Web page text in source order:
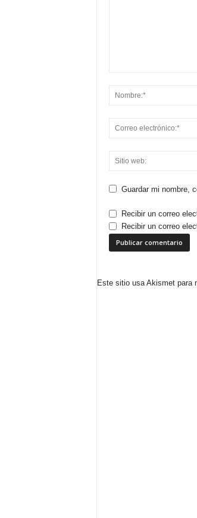
Guardar mi nombre,
Recibir un correo
Recibir un correo
Este sitio usa Akismet para